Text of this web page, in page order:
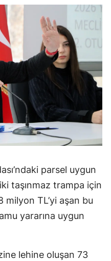
parsel uygun
taşınmaz trampa için
TL’yi aşan bu
yararına uygun
lehine oluşan 73